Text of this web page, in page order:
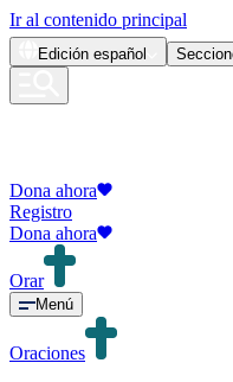
Ir al contenido principal
Edición español
Dona ahora
Registro
Dona ahora
Orar
Menú
Oraciones